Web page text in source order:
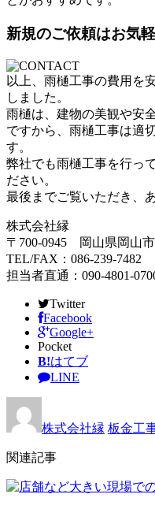
新規のご依頼はお気
以上、雨樋工事の費用を
しました。
雨樋は、建物の美観や安
ですから、雨樋工事は適
す。
弊社でも雨樋工事を行っ
ださい。
最後までご覧いただき、
株式会社縁
〒700-0945 岡山県岡山
TEL/FAX：086-239-7482
担当者直通：090-4801-
Twitter
Facebook
Google+
Pocket
B!はてブ
LINE
株式会社縁 板金工
関連記事